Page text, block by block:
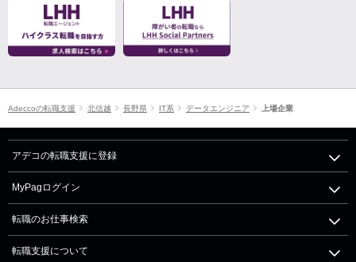
Adeccoの転職支援 北信越 長野県 IT系 データエンジニア 上場企業
アデコの転職支援に登録
MyPagログイン
転職のお仕事検索
転職支援について